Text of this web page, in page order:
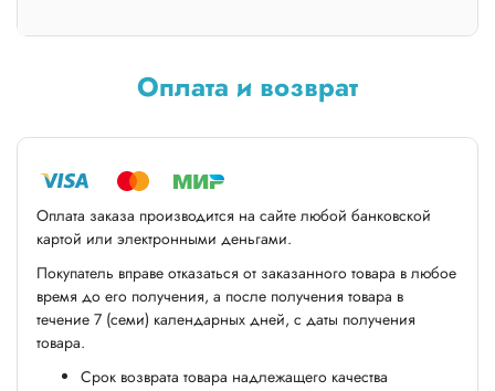
Оплата и возврат
Оплата заказа производится на сайте любой банковской
картой или электронными деньгами.
Покупатель вправе отказаться от заказанного товара в любое
время до его получения, а после получения товара в
течение 7 (семи) календарных дней, с даты получения
товара.
Срок возврата товара надлежащего качества